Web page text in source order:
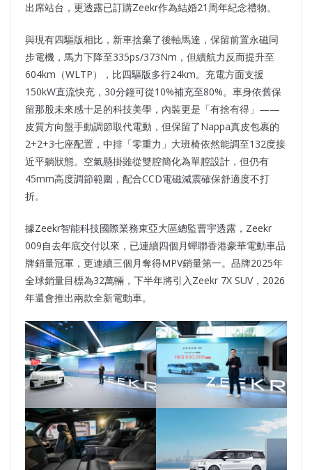
出席站台，更透露已訂購Zeekr作為結婚21周年紀念禮物。
與現有四驅版相比，新車捨棄了後軸馬達，保留前置永磁同
步電機，馬力下降至335ps/373Nm，但續航力反而提升至
604km（WLTP），比四驅版多行24km。充電方面支援
150kW直流快充，30分鐘可從10%補充至80%。車身依舊保
留那股未來感十足的科技美學，內裝更是「有捨有得」——
皮質方向盤手動調節取代電動，但保留了Nappa真皮包裹的
2+2+3七座配置，中排「零重力」大班椅依然能調至132度接
近平躺狀態。空氣懸掛雖從雙腔簡化為單腔設計，但仍有
45mm高度調節範圍，配合CCD電磁減震確保舒適度不打
折。
據Zeekr智能科技國際業務東亞大區總監曹宇透露，Zeekr
009自去年底交付以來，已連續四個月蟬聯香港豪華電動車品
牌銷量冠軍，更連續三個月奪得MPV銷量第一。品牌2025年
全球銷量目標為32萬輛，下半年將引入Zeekr 7X SUV，2026
年還會推出兩款全新電動車。